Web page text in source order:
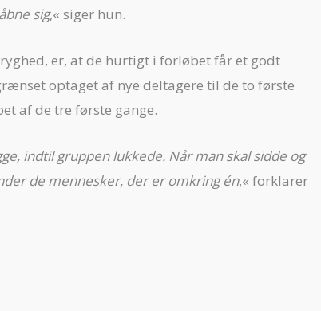
sig,« siger hun.
er, at de hurtigt i forløbet får et godt
optaget af nye deltagere til de to første
af de tre første gange.
indtil gruppen lukkede. Når man skal sidde og
de mennesker, der er omkring én,« forklarer